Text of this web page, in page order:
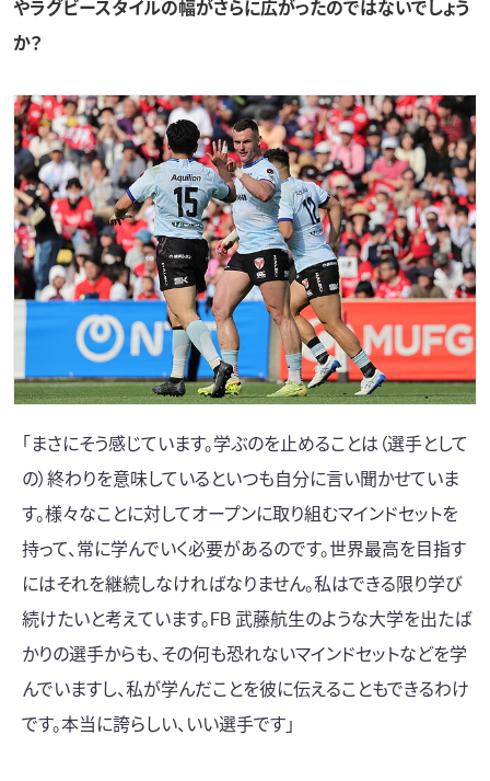
やラグビースタイルの幅がさらに広がったのではないでしょう
か？
「まさにそう感じています。学ぶのを止めることは（選手として
の）終わりを意味しているといつも自分に言い聞かせていま
す。様々なことに対してオープンに取り組むマインドセットを
持って、常に学んでいく必要があるのです。世界最高を目指す
にはそれを継続しなければなりません。私はできる限り学び
続けたいと考えています。 FB 武藤航生のような大学を出たば
かりの選手からも、その何も恐れないマインドセットなどを学
んでいますし、私が学んだことを彼に伝えることもできるわけ
です。本当に誇らしい、いい選手です」